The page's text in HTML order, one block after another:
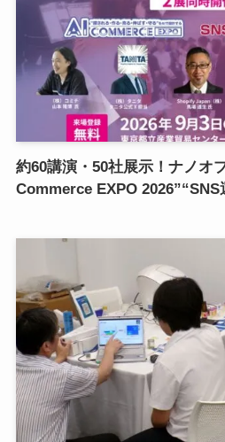
約60講演・50社展示！ナノオ
Commerce EXPO